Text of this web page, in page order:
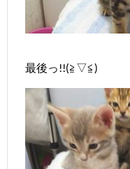
最後っ!!(≧▽≦)